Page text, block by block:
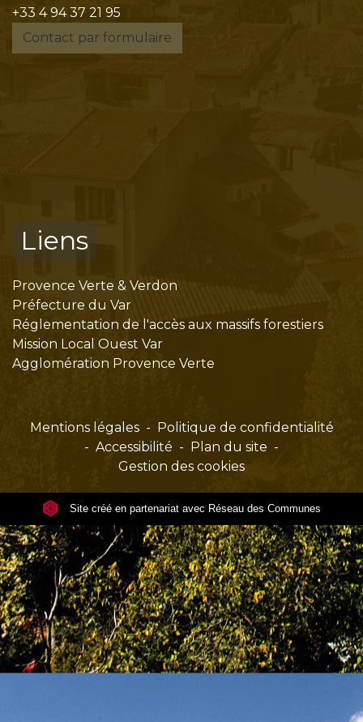
+33 4 94 37 21 95
Contact par formulaire
Liens
Provence Verte & Verdon
Préfecture du Var
Réglementation de l'accès aux massifs forestiers
Mission Local Ouest Var
Agglomération Provence Verte
Mentions légales - Politique de confidentialité
- Accessibilité - Plan du site -
Gestion des cookies
Site créé en partenariat avec Réseau des Communes